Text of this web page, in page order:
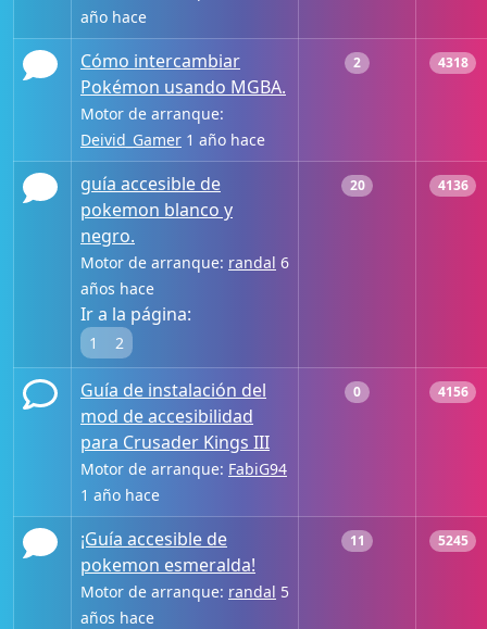
año hace
Cómo intercambiar
Pokémon usando MGBA.
Motor de arranque:
Deivid_Gamer 1 año hace
2 4318
guía accesible de
pokemon blanco y
negro.
Motor de arranque: randal 6
años hace
Ir a la página:
1 2
20 4136
Guía de instalación del
mod de accesibilidad
para Crusader Kings III
Motor de arranque: FabiG94
1 año hace
0 4156
¡Guía accesible de
pokemon esmeralda!
Motor de arranque: randal 5
años hace
11 5245